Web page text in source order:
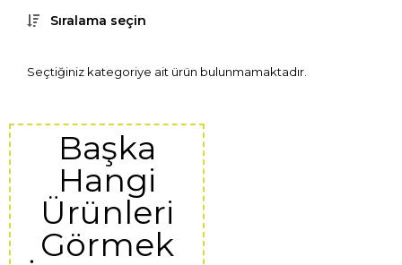
Sıralama seçin
Seçtiğiniz kategoriye ait ürün bulunmamaktadır.
Başka
Hangi
Ürünleri
Görmek